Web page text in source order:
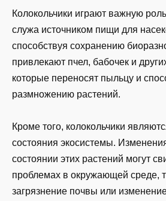
Колокольчики играют важную
служа источником пищи для
способствуя сохранению
привлекают пчел, бабочек и
которые переносят пыльцу и
размножению растений.
Кроме того, колокольчики
состояния экосистемы.
состоянии этих растений могут
проблемах в окружающей среде,
загрязнение почвы или